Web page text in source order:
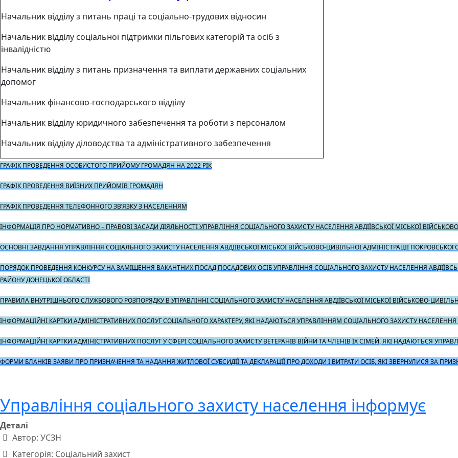
Начальник відділу з питань праці та соціально-трудових відносин
Начальник відділу соціальної підтримки пільгових категорій та осіб з
інвалідністю
Начальник відділу з питань призначення та виплати державних соціальних
допомог
Начальник фінансово-господарського відділу
Начальник відділу юридичного забезпечення та роботи з персоналом
Начальник відділу діловодства та адміністративного забезпечення
ГРАФІК ПРОВЕДЕННЯ ОСОБИСТОГО ПРИЙОМУ ГРОМАДЯН НА 2022 РІК
ГРАФІК ПРОВЕДЕННЯ ВИЇЗНИХ ПРИЙОМІВ ГРОМАДЯН
ГРАФІК ПРОВЕДЕННЯ ТЕЛЕФОННОГО ЗВ’ЯЗКУ З НАСЕЛЕННЯМ
ІНФОРМАЦІЯ ПРО НОРМАТИВНО – ПРАВОВІ ЗАСАДИ ДІЯЛЬНОСТІ УПРАВЛІННЯ СОЦІАЛЬНОГО ЗАХИСТУ НАСЕЛЕННЯ АВДІЇВСЬКОЇ МІСЬКОЇ
ОСНОВНІ ЗАВДАННЯ УПРАВЛІННЯ СОЦІАЛЬНОГО ЗАХИСТУ НАСЕЛЕННЯ АВДІЇВСЬКОЇ МІСЬКОЇ ВІЙСЬКОВО-ЦИВІЛЬНОЇ АДМІНІСТРАЦІЇ
ПОРЯДОК ПРОВЕДЕННЯ КОНКУРСУ НА ЗАМІЩЕННЯ ВАКАНТНИХ ПОСАД ПОСАДОВИХ ОСІБ УПРАВЛІННЯ СОЦІАЛЬНОГО ЗАХИСТУ НАСЕЛЕННЯ
РАЙОНУ ДОНЕЦЬКОЇ ОБЛАСТІ
ПРАВИЛА ВНУТРІШНЬОГО СЛУЖБОВОГО РОЗПОРЯДКУ В УПРАВЛІННІ СОЦІАЛЬНОГО ЗАХИСТУ НАСЕЛЕННЯ АВДІЇВСЬКОЇ МІСЬКОЇ ВІЙСЬКОВО-
ІНФОРМАЦІЙНІ КАРТКИ АДМІНІСТРАТИВНИХ ПОСЛУГ СОЦІАЛЬНОГО ХАРАКТЕРУ, ЯКІ НАДАЮТЬСЯ УПРАВЛІННЯМ СОЦІАЛЬНОГО ЗАХИСТУ НАСЕЛЕННЯ
ІНФОРМАЦІЙНІ КАРТКИ АДМІНІСТРАТИВНИХ ПОСЛУГ У СФЕРІ СОЦІАЛЬНОГО ЗАХИСТУ ВЕТЕРАНІВ ВІЙНИ ТА ЧЛЕНІВ ЇХ СІМЕЙ, ЯКІ НАДАЮТЬСЯ
ФОРМИ БЛАНКІВ ЗАЯВИ ПРО ПРИЗНАЧЕННЯ ТА НАДАННЯ ЖИТЛОВОЇ СУБСИДІЇ ТА ДЕКЛАРАЦІЇ ПРО ДОХОДИ І ВИТРАТИ ОСІБ, ЯКІ ЗВЕРНУЛИСЯ ЗА
Управління соціального захисту населення інформує
Деталі
Автор: УСЗН
Категорія: Соціальний захист